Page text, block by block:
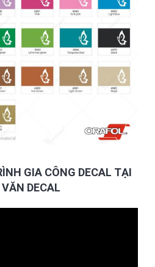
GIA CÔNG DECAL TẠI
DECAL